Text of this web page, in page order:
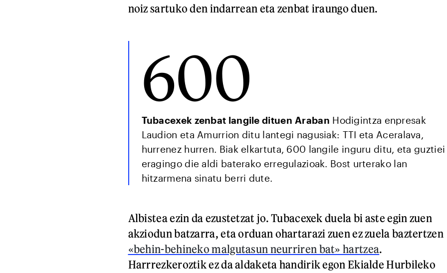
noiz sartuko den indarrean eta zenbat iraungo duen.
600
Tubacexek zenbat langile dituen Araban Hodigintza enpresak
Laudion eta Amurrion ditu lantegi nagusiak: TTI eta Aceralava,
hurrenez hurren. Biak elkartuta, 600 langile inguru ditu, eta guztiei
eragingo die aldi baterako erregulazioak. Bost urterako lan
hitzarmena sinatu berri dute.
Albistea ezin da ezustetzat jo. Tubacexek duela bi aste egin zuen
akziodun batzarra, eta orduan ohartarazi zuen ez zuela baztertzen
«behin-behineko malgutasun neurriren bat» hartzea.
Harrrezkeroztik ez da aldaketa handirik egon Ekialde Hurbileko